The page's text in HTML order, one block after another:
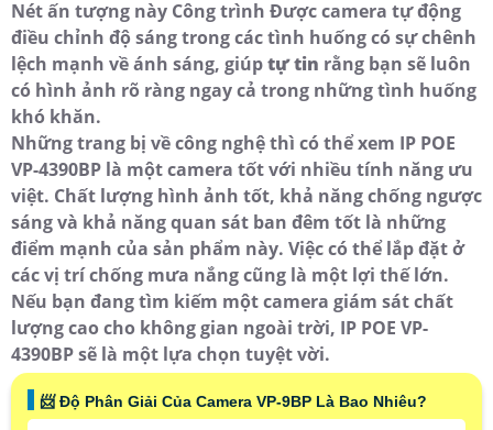
Nét ấn tượng này Công trình Được camera tự động
điều chỉnh độ sáng trong các tình huống có sự chênh
lệch mạnh về ánh sáng, giúptự tin rằng bạn sẽ luôn
có hình ảnh rõ ràng ngay cả trong những tình huống
khó khăn.
Những trang bị về công nghệ thì có thể xem IP POE
VP-4390BP là một camera tốt với nhiều tính năng ưu
việt. Chất lượng hình ảnh tốt, khả năng chống ngược
sáng và khả năng quan sát ban đêm tốt là những
điểm mạnh của sản phẩm này. Việc có thể lắp đặt ở
các vị trí chống mưa nắng cũng là một lợi thế lớn.
Nếu bạn đang tìm kiếm một camera giám sát chất
lượng cao cho không gian ngoài trời, IP POE VP-
4390BP sẽ là một lựa chọn tuyệt vời.
📨 Độ Phân Giải Của Camera VP-9BP Là Bao Nhiêu?